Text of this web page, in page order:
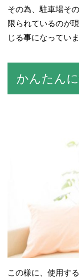
その為、駐車場そ
限られているのが
じる事になっていま
かんたん
この様に、使用す